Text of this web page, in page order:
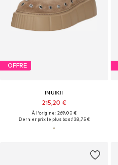
OFFRE
INUIKII
215,20 €
À l'origine : 269,00 €
Dernier prix le plus bas :138,75 €